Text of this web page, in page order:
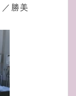
勝美